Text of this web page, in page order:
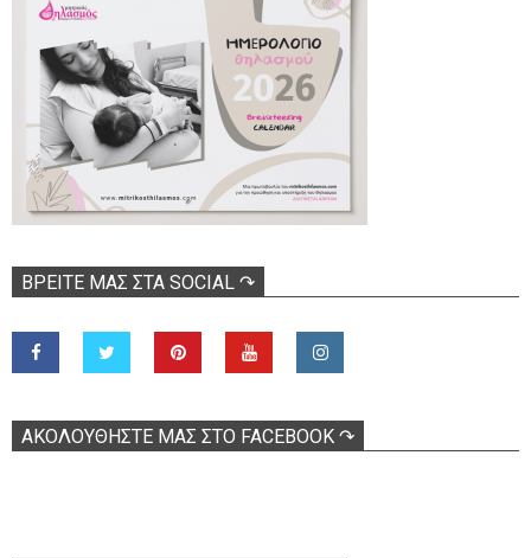
ΒΡΕΊΤΕ ΜΑΣ ΣΤΑ SOCIAL ↷
ΑΚΟΛOΥΘΉΣΤΕ ΜΑΣ ΣΤΟ FACEBOOK ↷